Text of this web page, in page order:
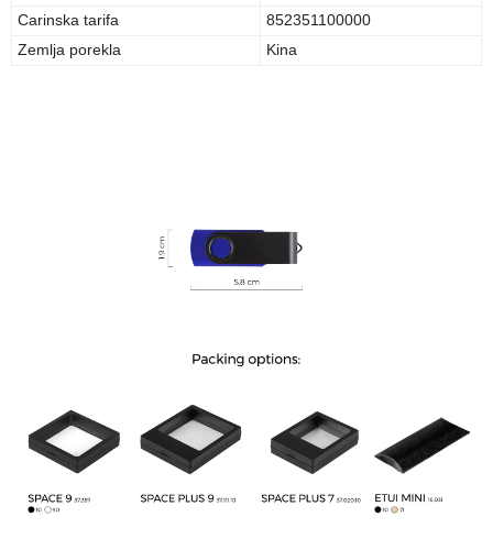
Carinska tarifa
852351100000
Zemlja porekla
Kina